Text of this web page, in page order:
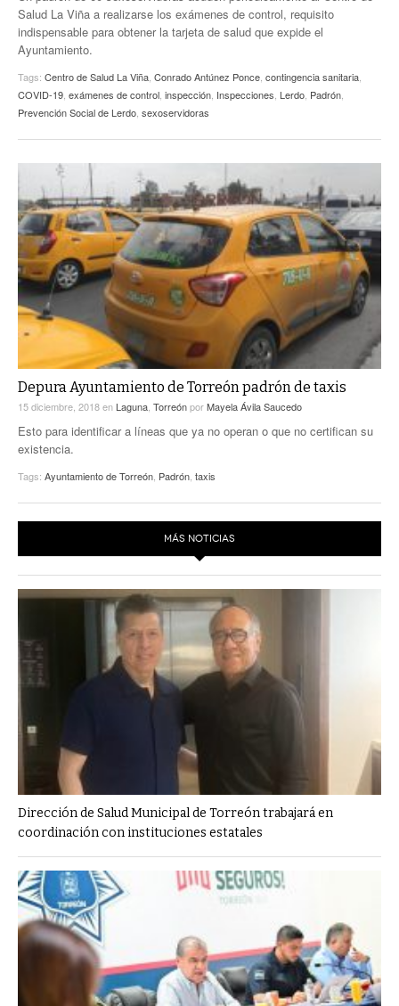
Salud La Viña a realizarse los exámenes de control, requisito
indispensable para obtener la tarjeta de salud que expide el
Ayuntamiento.
Tags: Centro de Salud La Viña, Conrado Antúnez Ponce, contingencia sanitaria,
COVID-19, exámenes de control, inspección, Inspecciones, Lerdo, Padrón,
Prevención Social de Lerdo, sexoservidoras
Depura Ayuntamiento de Torreón padrón de taxis
15 diciembre, 2018en Laguna TorreónporMayela Ávila Saucedo
Esto para identificar a líneas que ya no operan o que no certifican su
existencia.
Tags: Ayuntamiento de Torreón Padrón taxis
MÁS NOTICIAS
Dirección de Salud Municipal de Torreón trabajará en
coordinación con instituciones estatales